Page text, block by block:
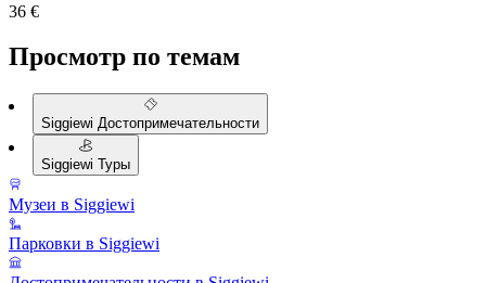
36 €
Просмотр по темам
Siggiewi Достопримечательности
Siggiewi Туры
Музеи в Siggiewi
Парковки в Siggiewi